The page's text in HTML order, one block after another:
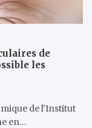
de
les
de l'Institut
en…